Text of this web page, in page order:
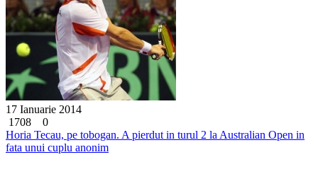
17 Ianuarie 2014
1708
0
Horia Tecau, pe tobogan. A pierdut in turul 2 la Australian Open in
fata unui cuplu anonim